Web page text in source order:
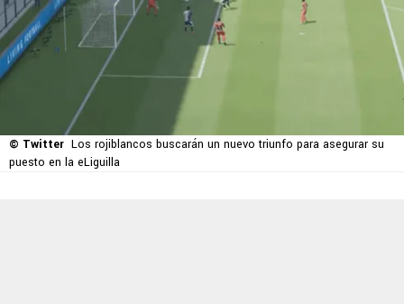
© Twitter Los rojiblancos buscarán un nuevo triunfo para asegurar su
puesto en la eLiguilla